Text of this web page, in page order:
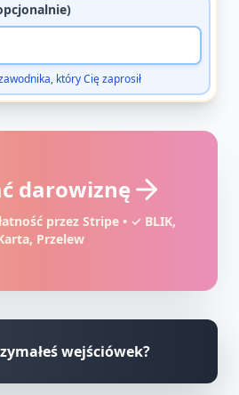
który Cię zaprosił
darowiznę
przez Stripe • ✓ BLIK,
Przelew
wejściówek?